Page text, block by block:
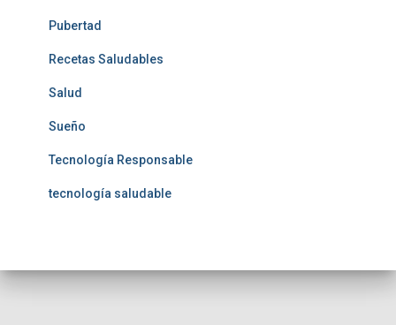
Pubertad
Recetas Saludables
Salud
Sueño
Tecnología Responsable
tecnología saludable